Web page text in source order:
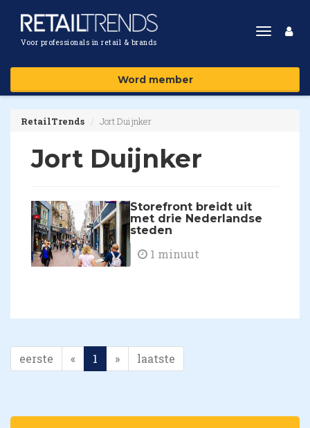
Voor professionals in retail & brands
Toggle
Word member
RetailTrends Jort Duijnker
Jort Duijnker
Storefront breidt uit
met drie Nederlandse
steden
1 minuut
eerste « 1 » laatste